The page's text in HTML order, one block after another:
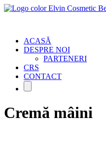
ACASĂ
DESPRE NOI
PARTENERI
CRS
CONTACT
Cremă mâini